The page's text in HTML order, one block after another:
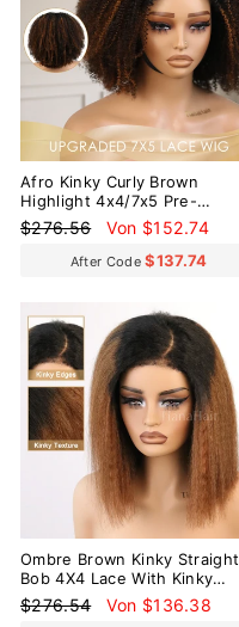
Afro Kinky Curly Brown
Highlight 4x4/7x5 Pre-
Everyhthing & Transparent
Lace Wear Go Glueless Wig
Normaler
$276.56 Sonderpreis
Von $152.74
After Code$137.74
Ombre Brown Kinky Straight
Bob 4X4 Lace With Kinky
Edges Glueless Wig
Normaler
$276.54 Sonderpreis
Von $136.38